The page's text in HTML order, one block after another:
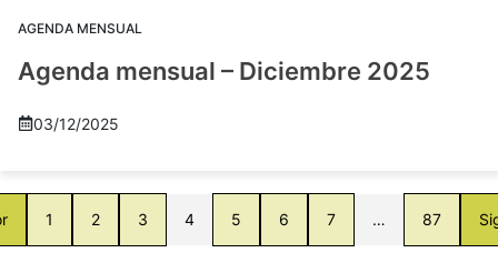
AGENDA MENSUAL
Agenda mensual – Diciembre 2025
03/12/2025
1 2 3 4 5 6 7 … 87